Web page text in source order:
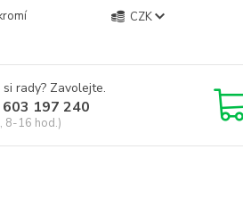
CZK
rady? Zavolejte.
197 240
8-16 hod.)